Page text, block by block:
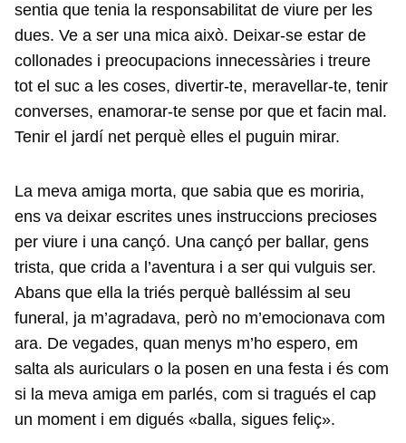
sentia que tenia la responsabilitat de viure per les
dues. Ve a ser una mica això. Deixar-se estar de
collonades i preocupacions innecessàries i treure
tot el suc a les coses, divertir-te, meravellar-te, tenir
converses, enamorar-te sense por que et facin mal.
Tenir el jardí net perquè elles el puguin mirar.
La meva amiga morta, que sabia que es moriria,
ens va deixar escrites unes instruccions precioses
per viure i una cançó. Una cançó per ballar, gens
trista, que crida a l’aventura i a ser qui vulguis ser.
Abans que ella la triés perquè balléssim al seu
funeral, ja m’agradava, però no m’emocionava com
ara. De vegades, quan menys m’ho espero, em
salta als auriculars o la posen en una festa i és com
si la meva amiga em parlés, com si tragués el cap
un moment i em digués «balla, sigues feliç».